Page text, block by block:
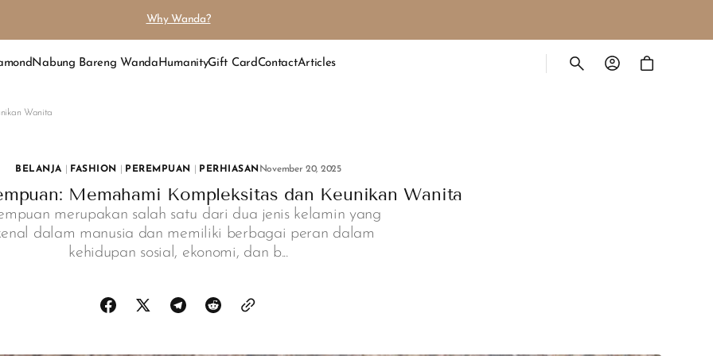
Why Wanda?
Nabung Bareng WandaHumanityGift CardContactArticles Cart
Wanita
BELANJA FASHION PEREMPUAN PERHIASAN November 20, 2025
Memahami Kompleksitas dan Keunikan Wanita
merupakan salah satu dari dua jenis kelamin yang
dalam manusia dan memiliki berbagai peran dalam
kehidupan sosial, ekonomi, dan b...